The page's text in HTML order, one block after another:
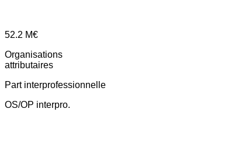
52.2 M€
Organisations
attributaires
Part interprofessionnelle
OS/OP interpro.